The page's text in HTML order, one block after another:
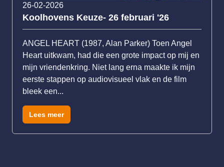
26-02-2026
Koolhovens Keuze- 26 februari '26
ANGEL HEART (1987, Alan Parker) Toen Angel
Heart uitkwam, had die een grote impact op mij en
mijn vriendenkring. Niet lang erna maakte ik mijn
eerste stappen op audiovisueel vlak en de film
bleek een...
Lees meer